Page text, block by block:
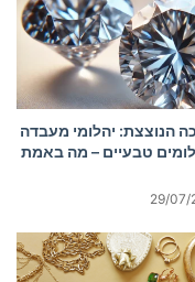
הנוצצת: יהלומי מעבדה
טבעיים – מה באמת
29/07/